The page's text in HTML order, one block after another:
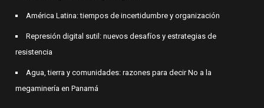
América Latina: tiempos de incertidumbre y organización
Represión digital sutil: nuevos desafíos y estrategias de
resistencia
Agua, tierra y comunidades: razones para decir No a la
megaminería en Panamá